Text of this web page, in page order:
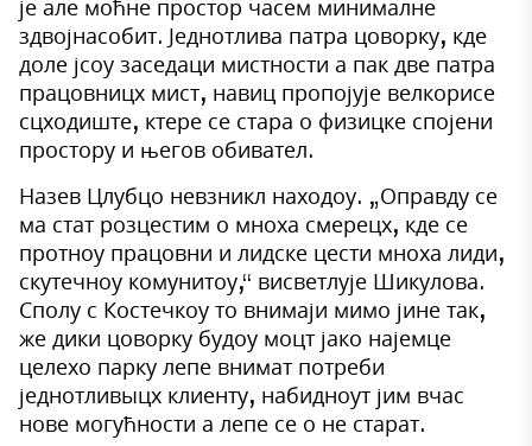
је але моћне простор часем минималне
здвојнасобит. Једнотлива патра цоворку, кде
доле јсоу заседаци мистности а пак две патра
працовницх мист, навиц пропојује велкорисе
сцходиште, ктере се стара о физицке спојени
простору и његов обивател.
Назев Цлубцо невзникл находоу. „Оправду се
ма стат розцестим о мноха смерецх, кде се
протноу працовни и лидске цести мноха лиди,
скутечноу комунитоу,“ висветлује Шикулова.
Сполу с Костечкоу то внимаји мимо јине так,
же дики цоворку будоу моцт јако најемце
целехо парку лепе внимат потреби
једнотливыцх клиенту, набидноут јим вчас
нове могућности а лепе се о не старат.